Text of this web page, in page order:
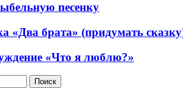
песенку
«Два брата» (придумать
«Что я люблю?»